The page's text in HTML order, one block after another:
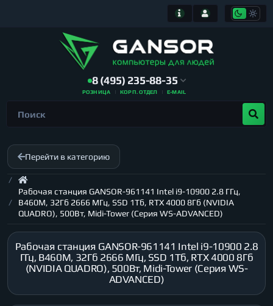
8 (495) 235-88-35
РОЗНИЦА КОРП. ОТДЕЛ E-MAIL
Перейти в категорию
Рабочая станция GANSOR-961141 Intel i9-10900 2.8 ГГц,
B460M, 32Гб 2666 МГц, SSD 1Тб, RTX 4000 8Гб (NVIDIA
QUADRO), 500Вт, Midi-Tower (Серия WS-ADVANCED)
Рабочая станция GANSOR-961141 Intel i9-10900 2.8
ГГц, B460M, 32Гб 2666 МГц, SSD 1Тб, RTX 4000 8Гб
(NVIDIA QUADRO), 500Вт, Midi-Tower (Серия WS-
ADVANCED)